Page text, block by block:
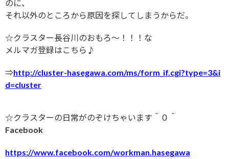
のに、
それ以外のところから原因を探してしまうからだ。
☆クラスター長谷川のおもろ〜！！！な
メルマガ登録はこちら♪
⇒http://cluster-hasegawa.com/ms/form_if.cgi?type=3&i
d=cluster
☆クラスターの日常がのぞけちゃいます＾０＾
Facebook
https://www.facebook.com/workman.hasegawa